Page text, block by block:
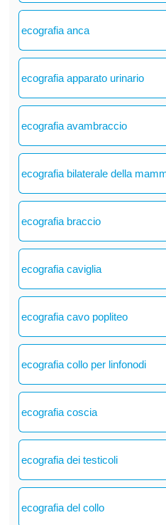
ecografia anca
ecografia apparato urinario
ecografia avambraccio
ecografia bilaterale della
ecografia braccio
ecografia caviglia
ecografia cavo popliteo
ecografia collo per linfonodi
ecografia coscia
ecografia dei testicoli
ecografia del collo